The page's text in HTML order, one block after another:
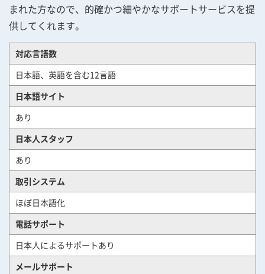
まれた方なので、的確かつ細やかなサポートサービスを提
供してくれます。
対応言語数
日本語、英語を含む12言語
日本語サイト
あり
日本人スタッフ
あり
取引システム
ほぼ日本語化
電話サポート
日本人によるサポートあり
メールサポート